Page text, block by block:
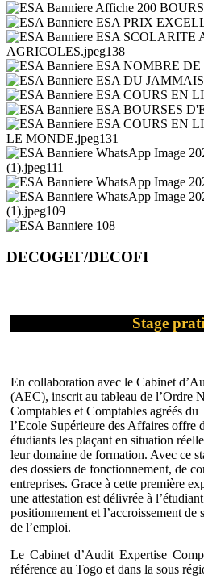
DECOGEF/DECOFI
Stage
En collaboration avec le Cabinet
(AEC), inscrit au tableau de l’Ordre
Comptables et Comptables agréés
l’Ecole Supérieure des Affaires offre
étudiants les plaçant en situation
leur domaine de formation. Avec ce
des dossiers de fonctionnement, de
entreprises. Grace à cette première
une attestation est délivrée à
positionnement et l’accroissement
de l’emploi.
Le Cabinet d’Audit Expertise
référence au Togo et dans la sous